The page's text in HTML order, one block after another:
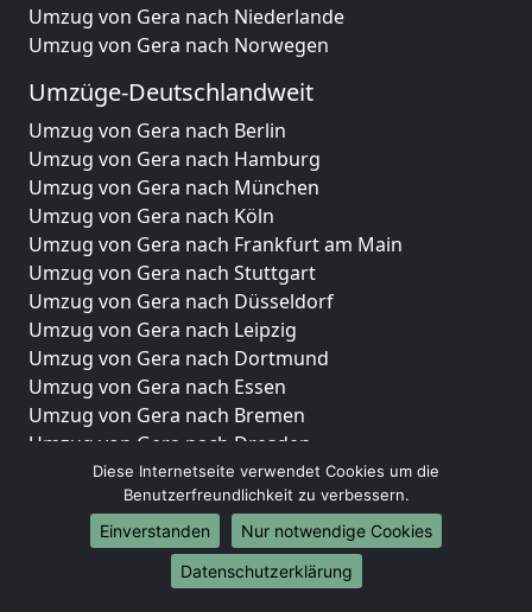
Umzug von Gera nach Niederlande
Umzug von Gera nach Norwegen
Umzüge-Deutschlandweit
Umzug von Gera nach Berlin
Umzug von Gera nach Hamburg
Umzug von Gera nach München
Umzug von Gera nach Köln
Umzug von Gera nach Frankfurt am Main
Umzug von Gera nach Stuttgart
Umzug von Gera nach Düsseldorf
Umzug von Gera nach Leipzig
Umzug von Gera nach Dortmund
Umzug von Gera nach Essen
Umzug von Gera nach Bremen
Umzug von Gera nach Dresden
Umzug von Gera nach Hannover
Umzug von Gera nach Nürnberg
Umzug von Gera nach Duisburg
Umzug von Gera nach Bochum
Umzug von Gera nach Wuppertal
Diese Internetseite verwendet Cookies um die
Benutzerfreundlichkeit zu verbessern.
Einverstanden
Nur notwendige Cookies
Datenschutzerklärung